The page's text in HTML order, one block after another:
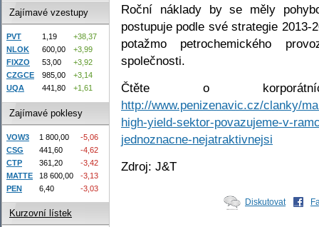
Roční náklady by se měly
postupuje podle své strategie
potažmo petrochemického
společnosti.
Čtěte o
http://www.penizenavic.cz/clanky/
high-yield-sektor-povazujeme-v-
jednoznacne-nejatraktivnejsi
Zdroj: J&T
Diskutovat
Zajímavé vzestupy
PVT 1,19
+38,37
NLOK
600,00
+3,99
FIXZO
53,00
+3,92
CZGCE
985,00
+3,14
UQA
441,80 +1,61
Zajímavé poklesy
VOW3 1 800,00
-5,06
CSG
441,60
-4,62
CTP
361,20
-3,42
MATTE
18 600,00
-3,13
PEN
6,40 -3,03
Kurzovní lístek